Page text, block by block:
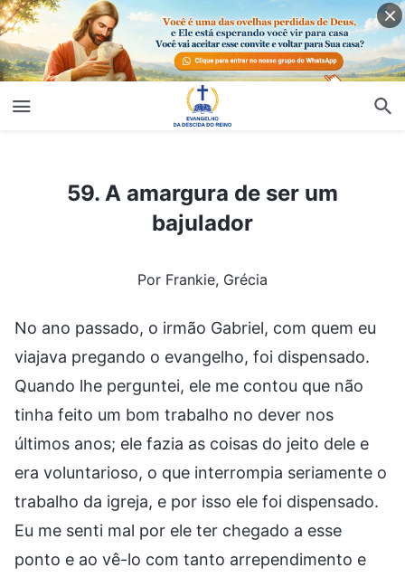
59. A amargura de ser um bajulador
59. A amargura de ser um
bajulador
Por Frankie, Grécia
No ano passado, o irmão Gabriel, com quem eu
viajava pregando o evangelho, foi dispensado.
Quando lhe perguntei, ele me contou que não
tinha feito um bom trabalho no dever nos
últimos anos; ele fazia as coisas do jeito dele e
era voluntarioso, o que interrompia seriamente o
trabalho da igreja, e por isso ele foi dispensado.
Eu me senti mal por ele ter chegado a esse
ponto e ao vê-lo com tanto arrependimento e